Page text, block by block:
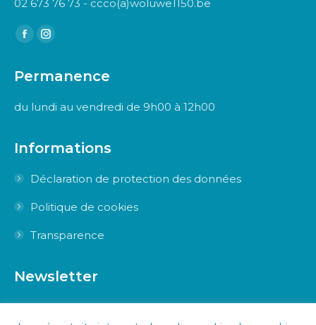
02 673 76 73 - ccco(a)woluwe1150.be
Trouvez nous sur :
Facebook
opens
new
Instagram
opens
new
Permanence
du lundi au vendredi de 9h00 à 12h00
Informations
Déclaration de protection des données
Politique de cookies
Transparence
Newsletter
Inscrivez-vous à la Newsletter pour être tenus au